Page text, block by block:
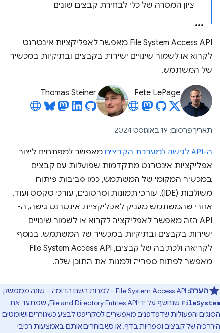
ציון המטרה של כלי לבחירת קבצים שונים
‫File System Access API מאפשר לאפליקציות אינטרנט
לקרוא או לשמור שינויים ישירות בקבצים ובתיקיות במכשיר
של המשתמש.
Pete LePage
Thomas Steiner
תאריך פרסום: 19 באוגוסט 2024
ה-API לגישה למערכת הקבצים
מאפשר למפתחים ליצור
אפליקציות אינטרנט מתקדמות שפועלות עם קבצים
במכשיר המקומי של המשתמש, כמו סביבות פיתוח
משולבות (IDE), עורכי תמונות וסרטונים, עורכי טקסט ועוד.
אחרי שהמשתמש מעניק לאפליקציית אינטרנט גישה, ה-
API הזה מאפשר לאפליקציה לקרוא או לשמור שינויים
ישירות בקבצים ובתיקיות במכשיר של המשתמש. בנוסף
לקריאה ולכתיבה של קבצים, File System Access API
מאפשר לפתוח ספריה ולמנות את התוכן שלה.
הערה:
FileSystem שנחשף על ידי File and Directory Entries API, שמתעד את
הסוגים והפעולות שדפדפנים מאפשרים לסקריפט לבצע כשגוררים ושומטים
היררכיה של קבצים וספריות בדף, או כשבוחרים אותם באמצעות רכיבי